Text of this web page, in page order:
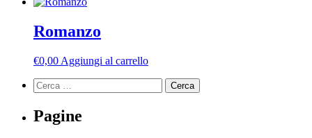
Romanzo
€0,00 Aggiungi al carrello
Ricerca
per:
Pagine